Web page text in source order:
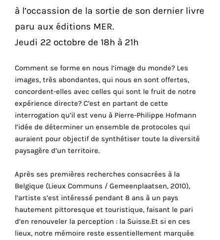
à l’occassion de la sortie de son dernier livre
paru aux éditions MER.
Jeudi 22 octobre de 18h à 21h
Comment se forme en nous l’image du monde? Les
images, très abondantes, qui nous en sont offertes,
concordent-elles avec celles qui sont le fruit de notre
expérience directe? C’est en partant de cette
interrogation qu’il est venu à Pierre-Philippe Hofmann
l’idée de déterminer un ensemble de protocoles qui
auraient pour objectif de synthétiser toute la diversité
paysagère d’un territoire.
Après ses premières recherches consacrées à la
Belgique (Lieux Communs / Gemeenplaatsen, 2010),
l’artiste s’est intéressé pendant 8 ans à un pays
hautement pittoresque et touristique, faisant le pari
d’en renouveler la perception : la Suisse.Et si en ces
lieux, notre mémoire reste essentiellement marquée
vous
offrir
service
personnalisé.
savoir
notre
confidentialité
ACCEPTER
TOUS
LES
COOKIES